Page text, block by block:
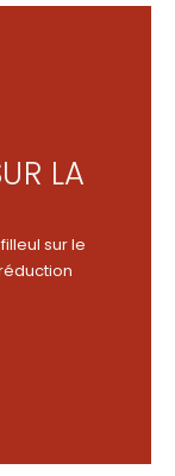
LA
sur le